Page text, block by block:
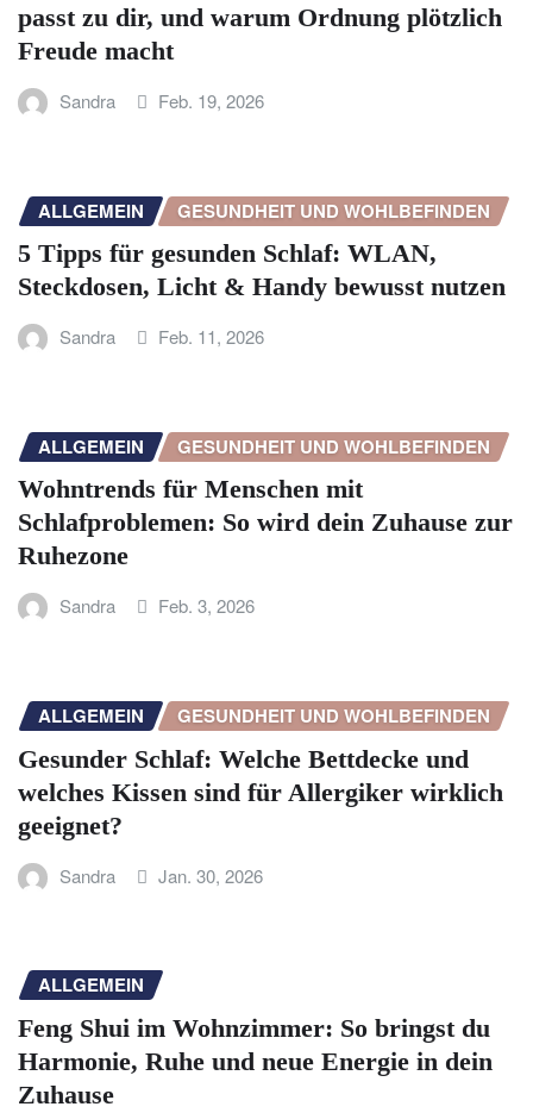
passt zu dir, und warum Ordnung plötzlich
Freude macht
Sandra Feb. 19, 2026
ALLGEMEIN GESUNDHEIT UND WOHLBEFINDEN
5 Tipps für gesunden Schlaf: WLAN,
Steckdosen, Licht & Handy bewusst nutzen
Sandra Feb. 11, 2026
ALLGEMEIN GESUNDHEIT UND WOHLBEFINDEN
Wohntrends für Menschen mit
Schlafproblemen: So wird dein Zuhause zur
Ruhezone
Sandra Feb. 3, 2026
ALLGEMEIN GESUNDHEIT UND WOHLBEFINDEN
Gesunder Schlaf: Welche Bettdecke und
welches Kissen sind für Allergiker wirklich
geeignet?
Sandra Jan. 30, 2026
ALLGEMEIN
Feng Shui im Wohnzimmer: So bringst du
Harmonie, Ruhe und neue Energie in dein
Zuhause